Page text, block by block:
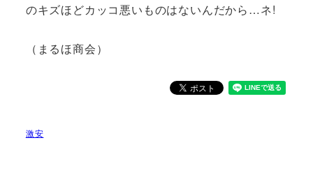
のキズほどカッコ悪いものはないんだから…ネ!
（まるほ商会）
激安